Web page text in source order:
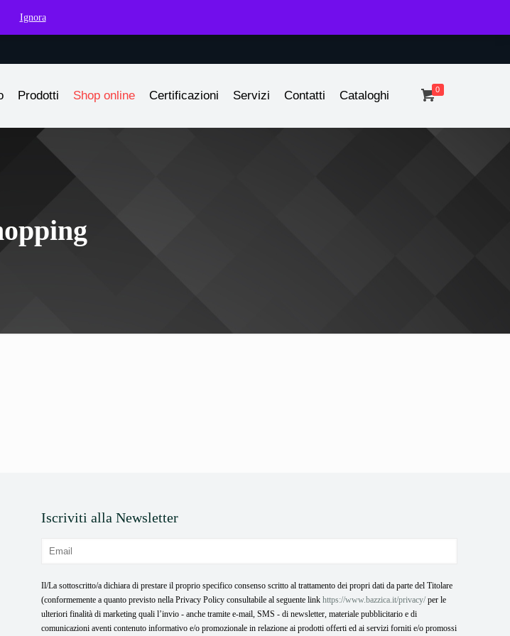
Prodotti Shop online Certificazioni Servizi Contatti Cataloghi 0
Iscriviti alla Newsletter
Il/La sottoscritto/a dichiara di prestare il proprio specifico consenso scritto al trattamento dei propri dati da parte del Titolare
(conformemente a quanto previsto nella Privacy Policy consultabile al seguente linkhttps://www.bazzica.it/privacy/per le
ulteriori finalità di marketing quali l’invio - anche tramite e-mail, SMS - di newsletter, materiale pubblicitario e di
comunicazioni aventi contenuto informativo e/o promozionale in relazione ai prodotti offerti ed ai servizi forniti e/o promossi
Ignora